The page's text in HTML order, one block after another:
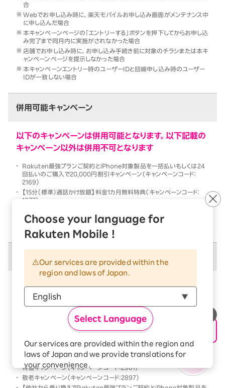
Choose your language for
Rakuten Mobile !
Our services are provided within the
region and laws of Japan.
Select Language
Our services are provided within the region and
laws of Japan and we provide translations for
your convenience.
The Japanese version of our websites and
applications, in which include Rakuten
合
Webでお申し込み時に、楽天モバイルお申し込み画面がメンテナンス中
に申し込んだ場合
本キャンペーンページの「エントリーする」ボタンを押下してからお申し込
み完了まで同月内に実施がされなかった場合
店舗でお申し込み時に、お申し込み手続き前に対象のチラシまたは本キ
ャンペーンページを提示しなかった場合
本キャンペーンエントリー時のユーザーIDと回線申し込み時のユーザー
IDが一致しない場合
併用可能キャンペーン
以下のキャンペーンは併用可能となります。以下記載の
キャンペーン以外は併用不可となります
Rakuten最強プランご契約とiPhone対象製品を一括払いもしくは24
回払いのご購入で20,000円割引キャンペーン（キャンペーンコード：
2169）
【15分（標準）通話かけ放題】料金1カ月無料特典（キャンペーンコード：
1977）
括払いもしくは24回払いのご購入で割引キャンペーン（キャンペーンコー
以下のキャンペーンは、併用不可となります
本キャンペーン条件を満たす前、または満たした後に、
以下のキャンペーンの条件を満たした場合には、以下の
キャンペーンのみが優先的に適用となります
Rakutenオリジナル製品 1円キャンペーン（キャンペーンコード：2808）
「Rakuten最強プラン契約＆Android買い替え超トクプログラム利用」
特価キャンペーン（キャンペーンコード：2961）
敬老キャンペーン（キャンペーンコード：2897）